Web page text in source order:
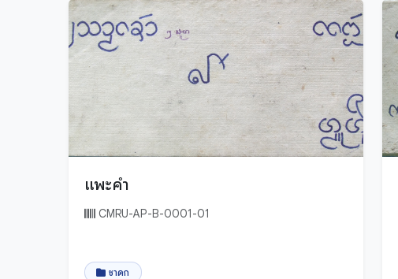
ร้อยเอ็ด
ระนอง
ระยอง
ลพบุรี
ลำปาง
ศรีสะเกษ
สกลนคร
สตูล
แพะคำ
CMRU-AP-B-0001-01
ชาดก